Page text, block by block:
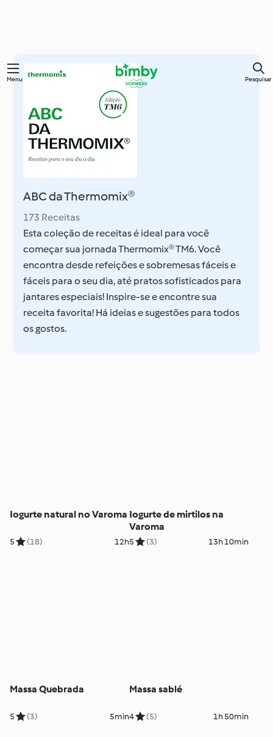
Saltar
conteúdo
principal
Menu Pesquisar
ABC da Thermomix®
173 Receitas
Esta coleção de receitas é ideal para você
começar sua jornada Thermomix® TM6. Você
encontra desde refeições e sobremesas fáceis e
fáceis para o seu dia, até pratos sofisticados para
jantares especiais! Inspire-se e encontre sua
receita favorita! Há ideias e sugestões para todos
os gostos.
Iogurte natural no Varoma
5 (18) 12h
Iogurte de mirtilos na
Varoma
5 (3) 13h 10min
Massa Quebrada
5 (3) 5min
Massa sablé
4 (5) 1h 50min